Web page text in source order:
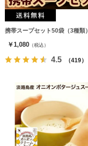
携帯スープセット50袋（3種類）
￥1,080 （税込）
4.5 （419）